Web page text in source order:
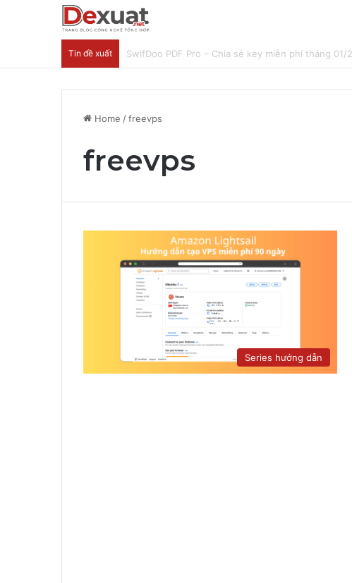
Tin đề xuất Hướng Dẫn Nhận Lovable Pro 3 Tháng Miễn Phí
Home /freevps
freevps
Series hướng dẫn